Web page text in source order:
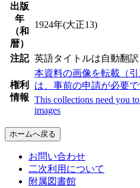
出版
年
（和
暦）
1924年(大正13)
注記 英語タイトルは自動翻
権利
情報
本資料の画像を転載（
は、事前の申請が必要で
This collections need you
images
ホームへ戻る
お問い合わせ
二次利用について
附属図書館